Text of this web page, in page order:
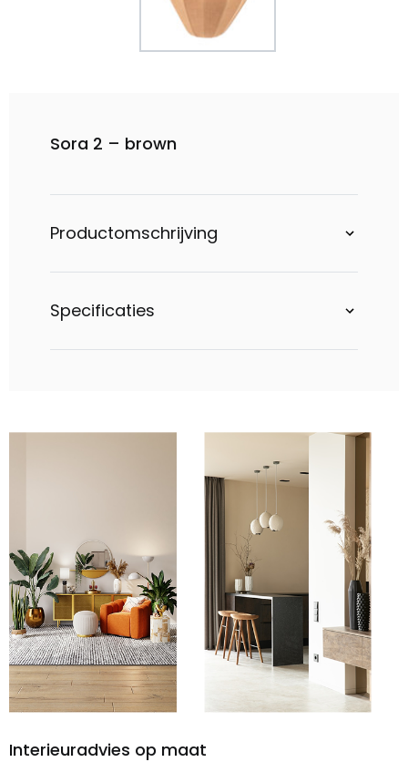
Sora 2 – brown
Productomschrijving
Specificaties
Interieuradvies op maat